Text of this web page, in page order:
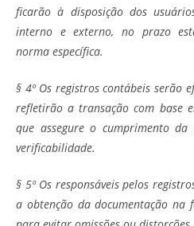
ficarão à disposição dos
interno e externo, no prazo
norma específica.
§ 4º Os registros contábeis serão
refletirão a transação com base
que assegure o cumprimento
verificabilidade.
§ 5º Os responsáveis pelos
a obtenção da documentação na